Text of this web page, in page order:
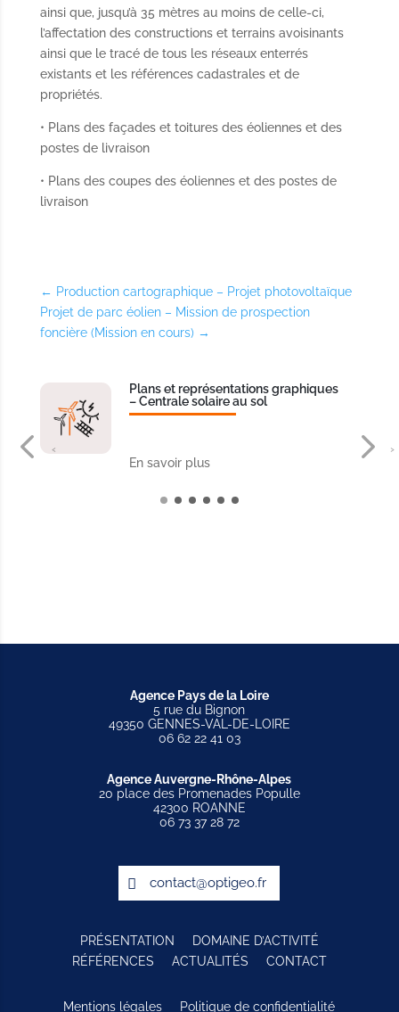
ainsi que, jusqu’à 35 mètres au moins de celle-ci,
l’affectation des constructions et terrains avoisinants
ainsi que le tracé de tous les réseaux enterrés
existants et les références cadastrales et de
propriétés.
• Plans des façades et toitures des éoliennes et des
postes de livraison
• Plans des coupes des éoliennes et des postes de
livraison
← Production cartographique – Projet photovoltaïque
Projet de parc éolien – Mission de prospection
foncière (Mission en cours) →
Plans et représentations graphiques
– Centrale solaire au sol
En savoir plus
‹ ›
Agence Pays de la Loire
5 rue du Bignon
49350 GENNES-VAL-DE-LOIRE
06 62 22 41 03
contact@optigeo.fr
Agence Auvergne-Rhône-Alpes
20 place des Promenades Populle
42300 ROANNE
06 73 37 28 72
PRÉSENTATION
DOMAINE D’ACTIVITÉ
RÉFÉRENCES
ACTUALITÉS CONTACT
Mentions légales Politique de confidentialité